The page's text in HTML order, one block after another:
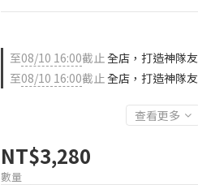
至08/10 16:00截止全店，打造神隊
至08/10 16:00截止全店，打造神隊
查看更多
NT$3,280
數量